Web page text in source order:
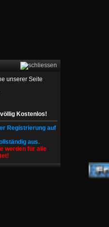
unserer Seite
Kostenlos!
Registrierung auf
aus.
werden für alle